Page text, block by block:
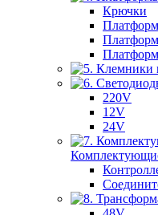
Крючки
220V
12V
24V